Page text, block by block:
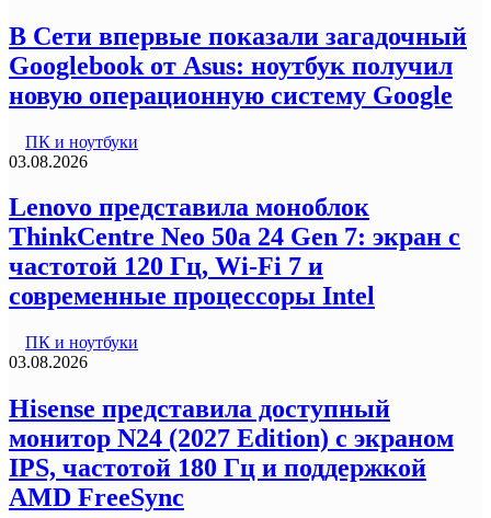
В Сети впервые показали загадочный
Googlebook от Asus: ноутбук получил
новую операционную систему Google
ПК и ноутбуки
03.08.2026
Lenovo представила моноблок
ThinkCentre Neo 50a 24 Gen 7: экран с
частотой 120 Гц, Wi-Fi 7 и
современные процессоры Intel
ПК и ноутбуки
03.08.2026
Hisense представила доступный
монитор N24 (2027 Edition) с экраном
IPS, частотой 180 Гц и поддержкой
AMD FreeSync